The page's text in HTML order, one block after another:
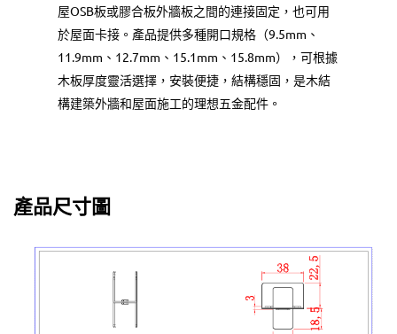
屋OSB板或膠合板外牆板之間的連接固定，也可用
於屋面卡接。產品提供多種開口規格（9.5mm、
11.9mm、12.7mm、15.1mm、15.8mm），可根據
木板厚度靈活選擇，安裝便捷，結構穩固，是木結
構建築外牆和屋面施工的理想五金配件。
產品尺寸圖